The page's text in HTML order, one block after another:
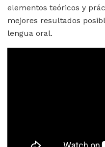
elementos teóricos y
mejores resultados
lengua oral.